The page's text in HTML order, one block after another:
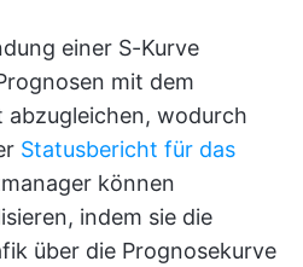
einer S-Kurve
mit dem
wodurch
Statusbericht für das
können
indem sie die
über die Prognosekurve